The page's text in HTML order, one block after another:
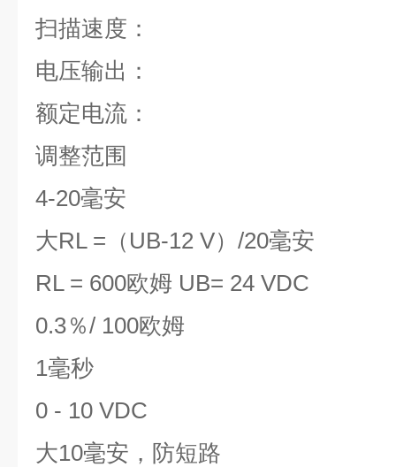
扫描速度：
电压输出：
额定电流：
调整范围
4-20毫安
大RL =（UB-12 V）/20毫安
RL = 600欧姆 UB= 24 VDC
0.3％/ 100欧姆
1毫秒
0 - 10 VDC
大10毫安，防短路